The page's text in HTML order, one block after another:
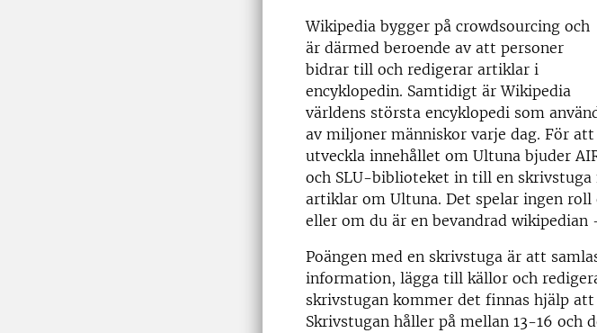
Wikipedia bygger på crowdsourcing och
är därmed beroende av att personer
bidrar till och redigerar artiklar i
encyklopedin. Samtidigt är Wikipedia
världens största encyklopedi som
av miljoner människor varje dag. För att
utveckla innehållet om Ultuna bjuder
och SLU-biblioteket in till en
artiklar om Ultuna. Det spelar ingen
eller om du är en bevandrad wikipedian
Poängen med en skrivstuga är att
information, lägga till källor och
skrivstugan kommer det finnas hjälp
Skrivstugan håller på mellan 13-16 och